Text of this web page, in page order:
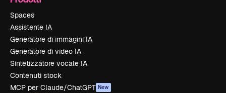
Spaces
Assistente IA
Generatore di immagini IA
Generatore di video IA
Sintetizzatore vocale IA
Contenuti stock
MCP per Claude/ChatGPT New